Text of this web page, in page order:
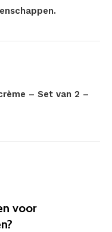
– Set van 2 –
voor